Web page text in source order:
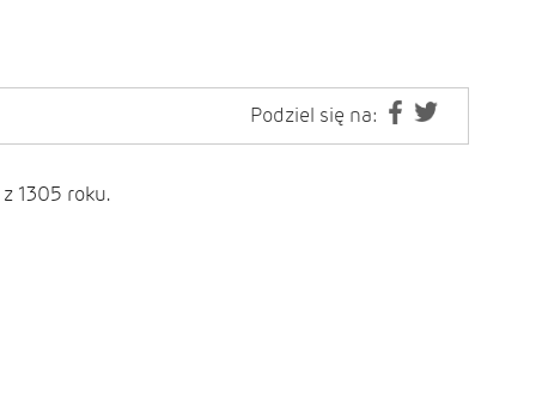
Podziel się na:
1305 roku.